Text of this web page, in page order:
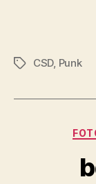
Schlagwörter
CSD, Punk